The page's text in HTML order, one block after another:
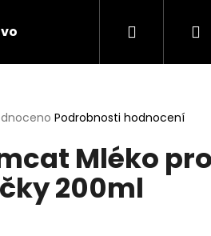
Chovatelské potřeby
Hledat
Podrobnosti hodnocení
Mléko pro
200ml